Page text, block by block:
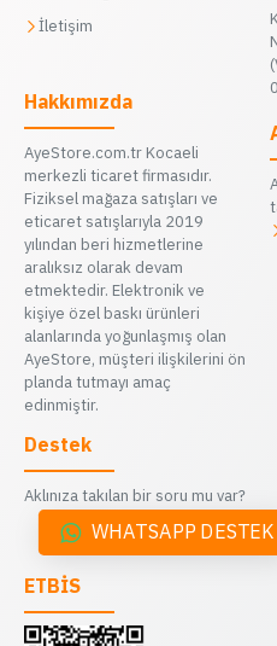
İletişim
Hakkımızda
AyeStore.com.tr Kocaeli
merkezli ticaret firmasıdır.
Fiziksel mağaza satışları ve
eticaret satışlarıyla 2019
yılından beri hizmetlerine
aralıksız olarak devam
etmektedir. Elektronik ve
kişiye özel baskı ürünleri
alanlarında yoğunlaşmış olan
AyeStore, müşteri ilişkilerini ön
planda tutmayı amaç
edinmiştir.
Destek
Aklınıza takılan bir soru mu var?
WHATSAPP DESTEK
ETBİS